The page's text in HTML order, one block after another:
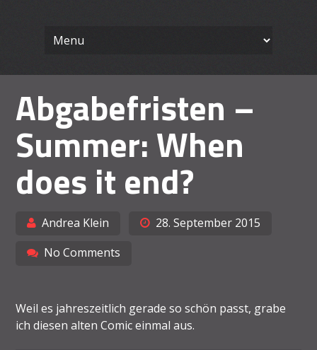
Arbeiten
Abgabefristen –
Summer: When
does it end?
Andrea Klein
28. September 2015
No Comments
Weil es jahreszeitlich gerade so schön passt, grabe
ich diesen alten Comic einmal aus.